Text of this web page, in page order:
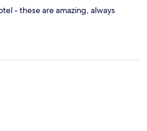
- these are amazing, always